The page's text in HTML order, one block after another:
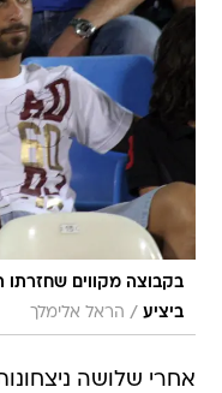
בקבוצה מקווים שחזרתו
ביציע / הראל אלימלך
אחרי שלושה